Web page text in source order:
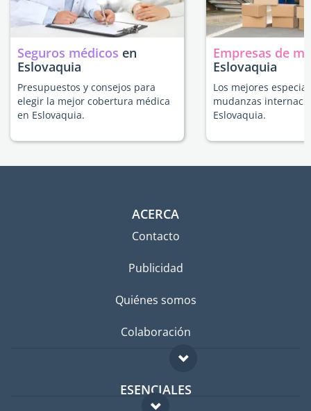
Seguros médicos en
Eslovaquia
Presupuestos y consejos para
elegir la mejor cobertura médica
en Eslovaquia.
Empresas de
Eslovaquia
Los mejores
mudanzas
Eslovaquia.
ACERCA
Contacto
Publicidad
Quiénes somos
Colaboración
ESENCIALES